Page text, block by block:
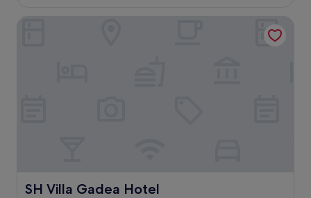
SH Villa Gadea Hotel
SH Villa Gadea Hotel